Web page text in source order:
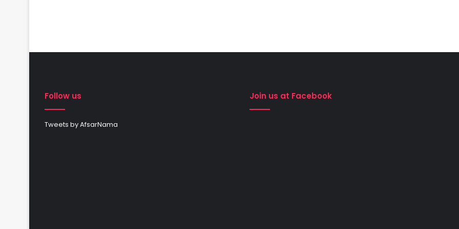
Follow us
Tweets by AfsarNama
Join us at Facebook